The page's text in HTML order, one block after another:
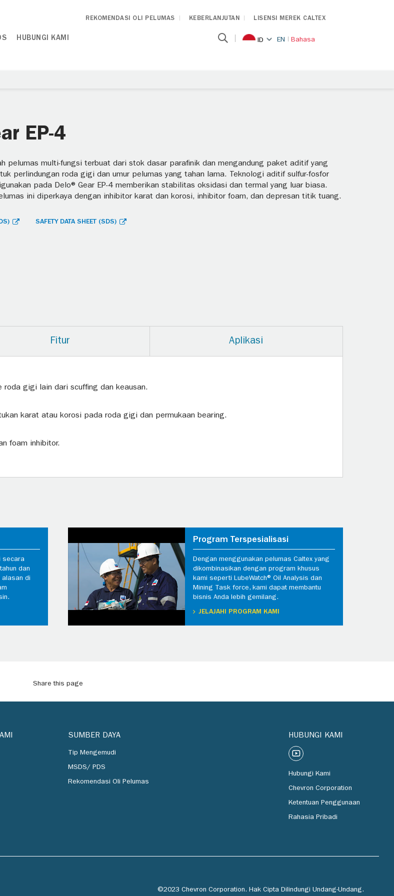
REKOMENDASI OLI PELUMAS KEBERLANJUTAN LISENSI MEREK CALTEX
HUBUNGI KAMI ID EN Bahasa
EP-4
pelumas multi-fungsi terbuat dari stok dasar parafinik dan mengandung paket aditif yang
perlindungan roda gigi dan umur pelumas yang tahan lama. Teknologi aditif sulfur-fosfor
pada Delo® Gear EP-4 memberikan stabilitas oksidasi dan termal yang luar biasa.
ini diperkaya dengan inhibitor karat dan korosi, inhibitor foam, dan depresan titik tuang.
SAFETY DATA SHEET (SDS)
Fitur Aplikasi
gigi lain dari scuffing dan keausan.
karat atau korosi pada roda gigi dan permukaan bearing.
foam inhibitor.
secara
dan
alasan di
Program Terspesialisasi
Dengan menggunakan pelumas Caltex yang
dikombinasikan dengan program khusus
kami seperti LubeWatch® Oil Analysis dan
Mining Task force, kami dapat membantu
bisnis Anda lebih gemilang.
JELAJAHI PROGRAM KAMI
Share this page
SUMBER DAYA
Tip Mengemudi
MSDS/ PDS
Rekomendasi Oli Pelumas
HUBUNGI KAMI
Hubungi Kami
Chevron Corporation
Ketentuan Penggunaan
Rahasia Pribadi
©2023 Chevron Corporation. Hak Cipta Dilindungi Undang-Undang.